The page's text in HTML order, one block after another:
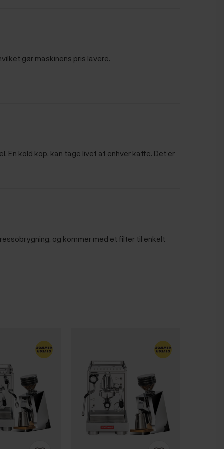
gør maskinens pris lavere.
En kold kop, kan tage livet af enhver kaffe. Det er
og kommer med et filter til enkelt